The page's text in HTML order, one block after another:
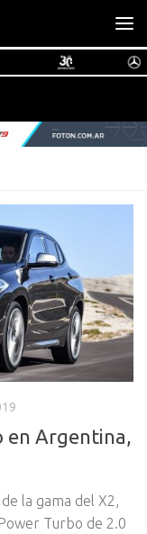
en Argentina,
la gama del X2,
Turbo de 2.0